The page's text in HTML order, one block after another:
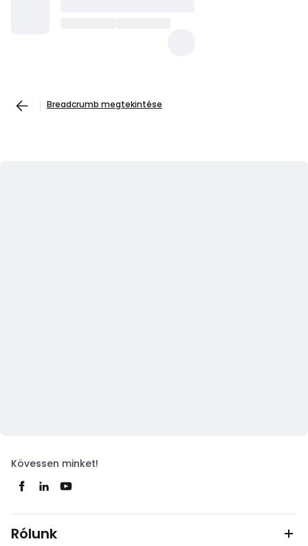
Breadcrumb megtekintése
Kövessen minket!
Rólunk